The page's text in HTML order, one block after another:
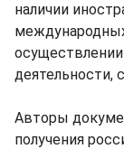
наличии
деятельности,
Авторы
получения